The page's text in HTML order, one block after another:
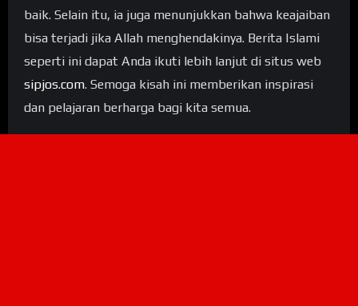
baik. Selain itu, ia juga menunjukkan bahwa keajaiban
bisa terjadi jika Allah menghendakinya. Berita Islami
seperti ini dapat Anda ikuti lebih lanjut di situs web
sipjos.com. Semoga kisah ini memberikan inspirasi
dan pelajaran berharga bagi kita semua.